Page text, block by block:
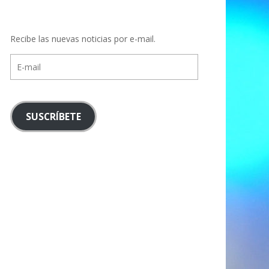
Recibe las nuevas noticias por e-mail.
mail
SUSCRÍBETE